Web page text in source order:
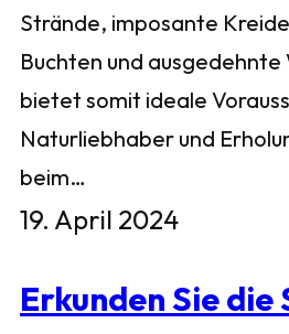
Strände, imposante
Buchten und ausgedehnte
bietet somit ideale
Naturliebhaber und
beim…
19. April 2024
Erkunden Sie die